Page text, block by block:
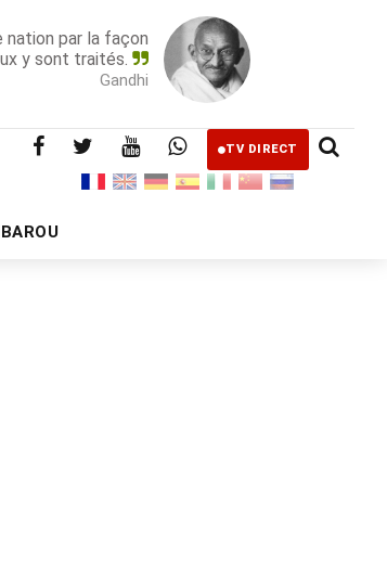
nation par la façon
y sont traités.
Gandhi
TV DIRECT